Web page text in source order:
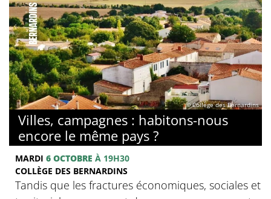
© Collège des Bernardins
Villes, campagnes : habitons-nous
encore le même pays ?
MARDI 6 OCTOBRE À 19H30
COLLÈGE DES BERNARDINS
Tandis que les fractures économiques, sociales et